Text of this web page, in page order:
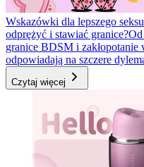
Wskazówki dla lepszego seksu
odprężyć i stawiać granice?
granice BDSM i
odpowiadają na szczere
Czytaj więcej